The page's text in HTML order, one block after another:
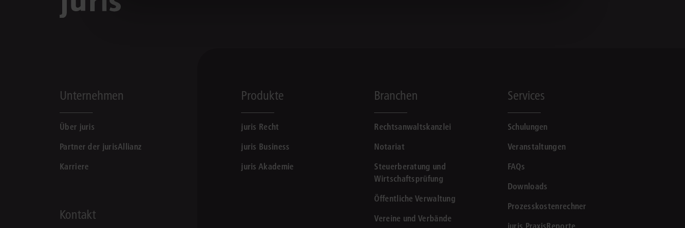
Unternehmen
Über juris
Partner der jurisAllianz
Karriere
Kontakt
Produkte
juris Recht
juris Business
juris Akademie
Branchen
Rechtsanwaltskanzlei
Notariat
Steuerberatung und
Wirtschaftsprüfung
Öffentliche Verwaltung
Vereine und Verbände
Services
Schulungen
Veranstaltungen
FAQs
Downloads
Prozesskostenrechner